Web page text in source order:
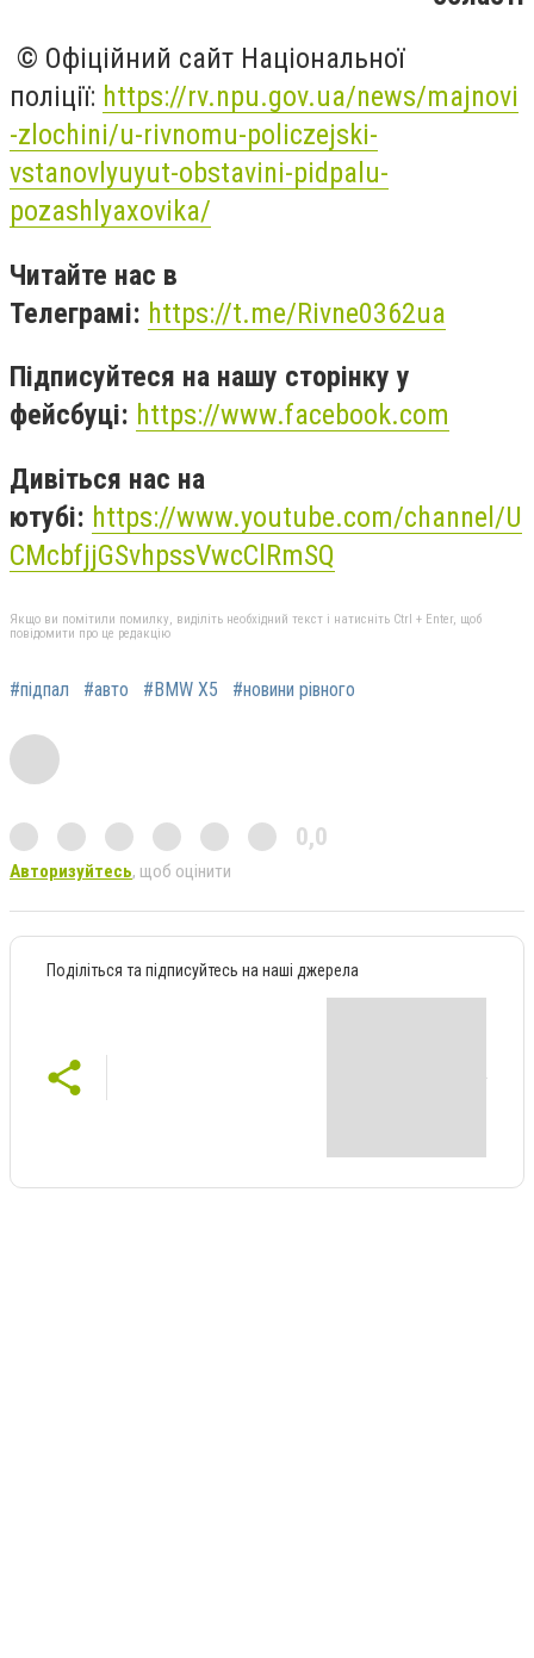
© Офіційний сайт Національної
поліції: https://rv.npu.gov.ua/news/majnovi
-zlochini/u-rivnomu-policzejski-
vstanovlyuyut-obstavini-pidpalu-
pozashlyaxovika/
Читайте нас в
Телеграмі: https://t.me/Rivne0362ua
Підписуйтеся на нашу сторінку у
фейсбуці: https://www.facebook.com
Дивіться нас на
ютубі: https://www.youtube.com/channel/U
CMcbfjjGSvhpssVwcClRmSQ
Якщо ви помітили помилку, виділіть необхідний текст і натисніть Ctrl + Enter, щоб
повідомити про це редакцію
#підпал #авто #BMW Х5 #новини рівного
0,0
Авторизуйтесь, щоб оцінити
Поділіться та підписуйтесь на наші джерела